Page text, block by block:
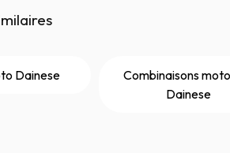
Dainese
Combinaisons
Dainese